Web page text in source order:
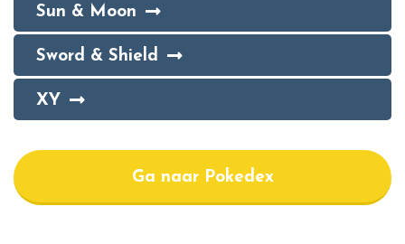
Sun & Moon
Sword & Shield
XY
Ga naar Pokedex